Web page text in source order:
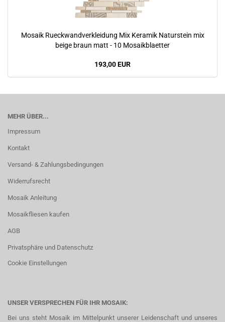
Mosaik Rueckwandverkleidung Mix Keramik Naturstein mix
beige braun matt - 10 Mosaikblaetter
193,00 EUR
MEHR ÜBER...
Impressum
Kontakt
Versand- & Zahlungsbedingungen
Widerrufsrecht
Mosaik Anleitung
Mosaikfliesen kaufen
AGB
Privatsphäre und Datenschutz
Cookie Einstellungen
UNSER VERSPRECHEN FÜR IHR MOSAIK:
Bei uns steht Mosaik im Mittelpunkt unserer Leidenschaft und unseres